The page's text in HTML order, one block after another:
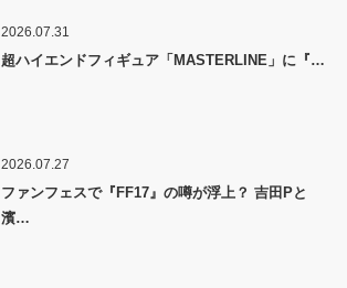
2026.07.31
超ハイエンドフィギュア「MASTERLINE」に『…
2026.07.27
ファンフェスで『FF17』の噂が浮上？ 吉田Pと
濱…